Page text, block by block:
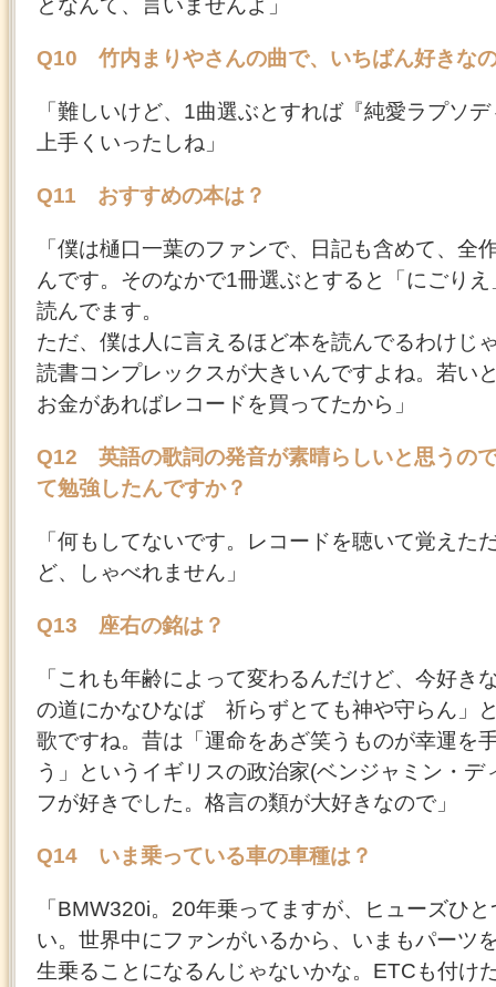
となんて、言いませんよ」
Q10 竹内まりやさんの曲で、いちばん好きな
「難しいけど、1曲選ぶとすれば『純愛ラプソ
上手くいったしね」
Q11 おすすめの本は？
「僕は樋口一葉のファンで、日記も含めて、全
んです。そのなかで1冊選ぶとすると「にごり
読んでます。
ただ、僕は人に言えるほど本を読んでるわけじ
読書コンプレックスが大きいんですよね。若い
お金があればレコードを買ってたから」
Q12 英語の歌詞の発音が素晴らしいと思うの
て勉強したんですか？
「何もしてないです。レコードを聴いて覚えた
ど、しゃべれません」
Q13 座右の銘は？
「これも年齢によって変わるんだけど、今好き
の道にかなひなば 祈らずとても神や守らん」
歌ですね。昔は「運命をあざ笑うものが幸運を
う」というイギリスの政治家(ベンジャミン・デ
フが好きでした。格言の類が大好きなので」
Q14 いま乗っている車の車種は？
「BMW320i。20年乗ってますが、ヒューズひ
い。世界中にファンがいるから、いまもパーツ
生乗ることになるんじゃないかな。ETCも付け